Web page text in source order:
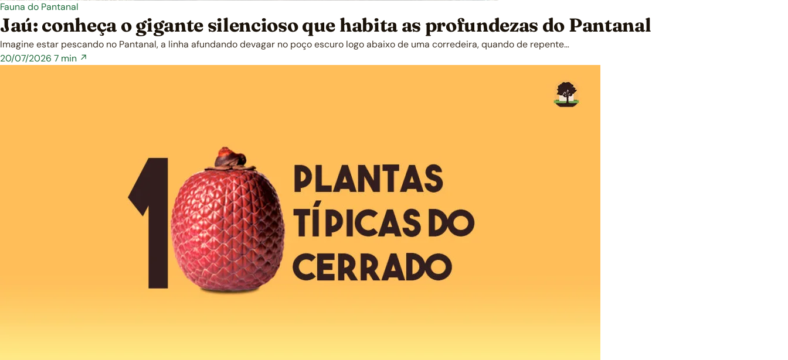
Fauna do Pantanal
Jaú: conheça o gigante silencioso que habita as profundezas do Pantanal
Imagine estar pescando no Pantanal, a linha afundando devagar no poço escuro logo abaixo de uma corredeira, quando de repente…
20/07/2026 7 min ↗